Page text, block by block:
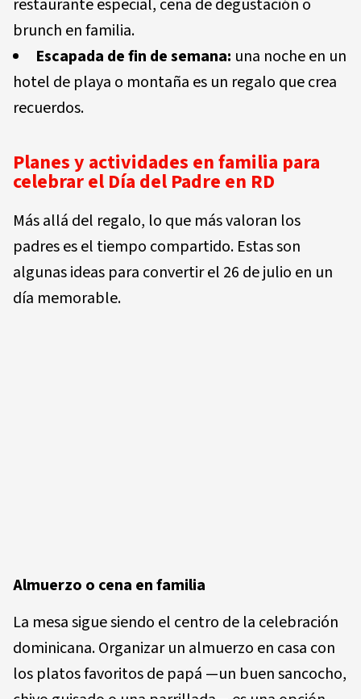
restaurante especial, cena de degustación o
brunch en familia.
Escapada de fin de semana: una noche en un
hotel de playa o montaña es un regalo que crea
recuerdos.
Planes y actividades en familia para
celebrar el Día del Padre en RD
Más allá del regalo, lo que más valoran los
padres es el tiempo compartido. Estas son
algunas ideas para convertir el 26 de julio en un
día memorable.
Almuerzo o cena en familia
La mesa sigue siendo el centro de la celebración
dominicana. Organizar un almuerzo en casa con
los platos favoritos de papá —un buen sancocho,